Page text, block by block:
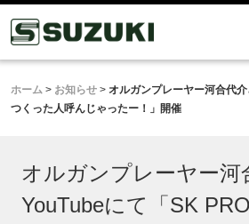
ホーム > お知らせ > オルガンプレーヤー河合代
つくった人呼んじゃったー！」開催
オルガンプレーヤー河
YouTubeにて「SK